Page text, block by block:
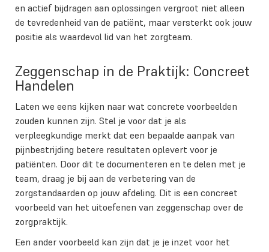
en actief bijdragen aan oplossingen vergroot niet alleen
de tevredenheid van de patiënt, maar versterkt ook jouw
positie als waardevol lid van het zorgteam.
Zeggenschap in de Praktijk: Concreet
Handelen
Laten we eens kijken naar wat concrete voorbeelden
zouden kunnen zijn. Stel je voor dat je als
verpleegkundige merkt dat een bepaalde aanpak van
pijnbestrijding betere resultaten oplevert voor je
patiënten. Door dit te documenteren en te delen met je
team, draag je bij aan de verbetering van de
zorgstandaarden op jouw afdeling. Dit is een concreet
voorbeeld van het uitoefenen van zeggenschap over de
zorgpraktijk.
Een ander voorbeeld kan zijn dat je je inzet voor het